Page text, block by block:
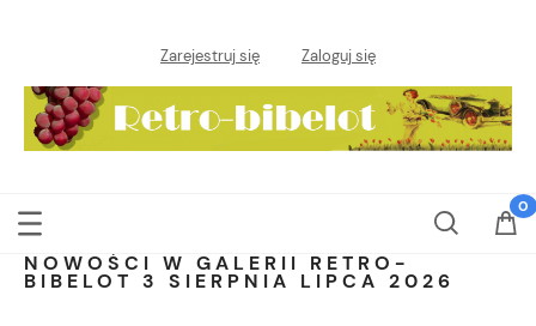
Zarejestruj się Zaloguj się
NOWOŚCI W GALERII RETRO-
BIBELOT 3 SIERPNIA LIPCA 2026